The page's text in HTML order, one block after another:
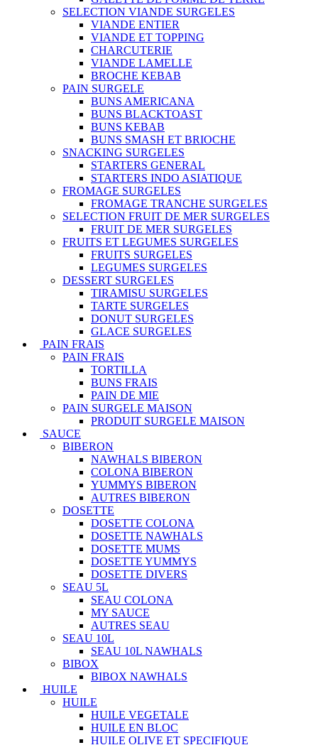
SELECTION VIANDE SURGELES
VIANDE ENTIER
VIANDE ET TOPPING
CHARCUTERIE
VIANDE LAMELLE
BROCHE KEBAB
PAIN SURGELE
BUNS AMERICANA
BUNS BLACKTOAST
BUNS KEBAB
BUNS SMASH ET BRIOCHE
SNACKING SURGELES
STARTERS GENERAL
STARTERS INDO ASIATIQUE
FROMAGE SURGELES
FROMAGE TRANCHE SURGELES
SELECTION FRUIT DE MER SURGELES
FRUIT DE MER SURGELES
FRUITS ET LEGUMES SURGELES
FRUITS SURGELES
LEGUMES SURGELES
DESSERT SURGELES
TIRAMISU SURGELES
TARTE SURGELES
DONUT SURGELES
GLACE SURGELES
PAIN FRAIS
PAIN FRAIS
TORTILLA
BUNS FRAIS
PAIN DE MIE
PAIN SURGELE MAISON
PRODUIT SURGELE MAISON
SAUCE
BIBERON
NAWHALS BIBERON
COLONA BIBERON
YUMMYS BIBERON
AUTRES BIBERON
DOSETTE
DOSETTE COLONA
DOSETTE NAWHALS
DOSETTE MUMS
DOSETTE YUMMYS
DOSETTE DIVERS
SEAU 5L
SEAU COLONA
MY SAUCE
AUTRES SEAU
SEAU 10L
SEAU 10L NAWHALS
BIBOX
BIBOX NAWHALS
HUILE
HUILE
HUILE VEGETALE
HUILE EN BLOC
HUILE OLIVE ET SPECIFIQUE